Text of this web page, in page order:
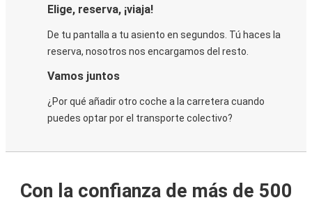
Elige, reserva, ¡viaja!
De tu pantalla a tu asiento en segundos. Tú haces la
reserva, nosotros nos encargamos del resto.
Vamos juntos
¿Por qué añadir otro coche a la carretera cuando
puedes optar por el transporte colectivo?
Con la confianza de más de 500